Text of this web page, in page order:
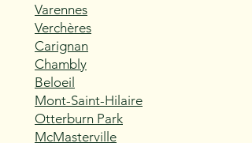
Varennes
Verchères
Carignan
Chambly
Beloeil
Mont-Saint-Hilaire
Otterburn Park
McMasterville